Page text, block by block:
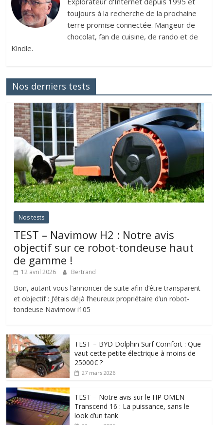
toujours à la recherche de la prochaine
terre promise connectée. Mangeur de
chocolat, fan de cuisine, de rando et de
Kindle.
Nos derniers tests
Nos tests
TEST – Navimow H2 : Notre avis
objectif sur ce robot-tondeuse haut
de gamme !
12 avril 2026 Bertrand
Bon, autant vous l’annoncer de suite afin d’être transparent
et objectif : J’étais déjà l’heureux propriétaire d’un robot-
tondeuse Navimow i105
TEST – BYD Dolphin Surf Comfort : Que
vaut cette petite électrique à moins de
25000€ ?
27 mars 2026
TEST – Notre avis sur le HP OMEN
Transcend 16 : La puissance, sans le
look d’un tank